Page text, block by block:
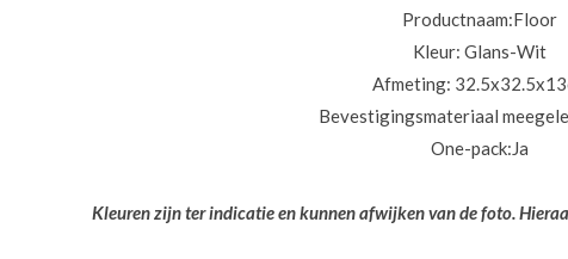
Productnaam:Floor
Kleur: Glans-Wit
Afmeting:
Bevestigingsmateriaal
One-pack:Ja
Kleuren zijn ter indicatie en kunnen afwijken van de foto.